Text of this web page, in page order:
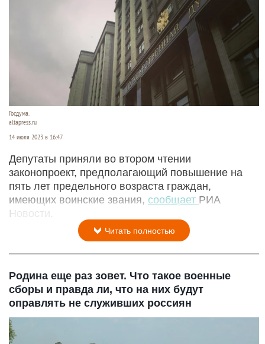
Госдума.
altapress.ru
14 июля 2023 в 16:47
Депутаты приняли во втором чтении
законопроект, предполагающий повышение на
пять лет предельного возраста граждан,
имеющих воинские звания, сообщает РИА
Новости.
Читать полностью
Родина еще раз зовет. Что такое военные
сборы и правда ли, что на них будут
оправлять не служивших россиян